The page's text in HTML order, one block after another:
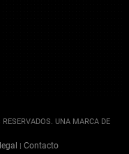
UNA MARCA DE
| Contacto